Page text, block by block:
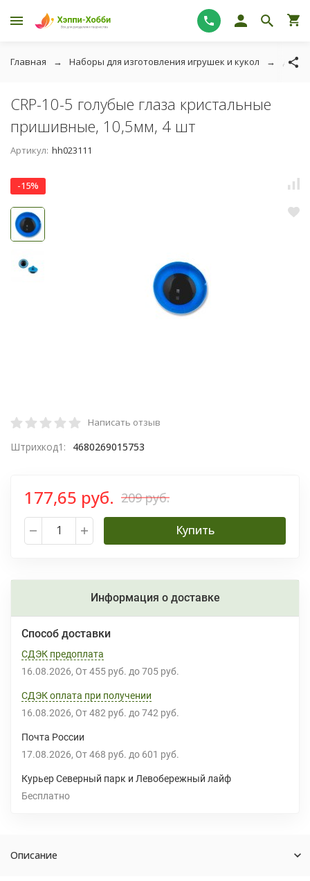
Главная Наборы для изготовления игрушек и кукол Для
CRP-10-5 голубые глаза кристальные
пришивные, 10,5мм, 4 шт
Артикул: hh023111
-15%
Написать отзыв
Штрихкод1: 4680269015753
177,65 руб. 209 руб.
Купить
Информация о доставке
Способ доставки
СДЭК предоплата
16.08.2026 От 455 руб. до 705 руб.
СДЭК оплата при получении
16.08.2026 От 482 руб. до 742 руб.
Почта России
17.08.2026 От 468 руб. до 601 руб.
Курьер Северный парк и Левобережный лайф
Бесплатно
Описание